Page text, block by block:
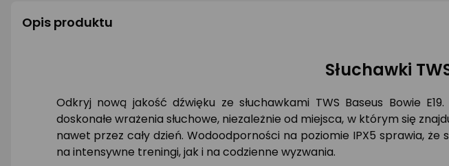
Opis produktu
Słuchawki
Odkryj nową jakość dźwięku ze słuchawkami TWS Baseus Bowie
doskonałe wrażenia słuchowe, niezależnie od miejsca, w którym się
nawet przez cały dzień. Wodoodporności na poziomie IPX5 sprawia,
na intensywne treningi, jak i na codzienne wyzwania.